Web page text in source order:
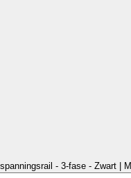
- 3-fase - Zwart |